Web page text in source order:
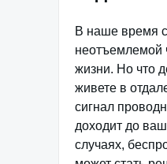
В наше время
неотъемлемой
жизни. Но что
живете в
сигнал
доходит до
случаях,